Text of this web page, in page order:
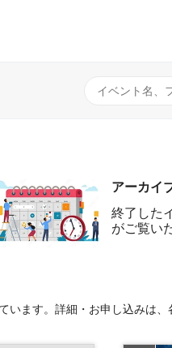
アーカイ
終了した
がご覧い
ます。詳細・お申し込みは、